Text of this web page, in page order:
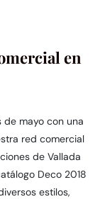
en
de mayo con una
red comercial
de Vallada
Deco 2018
estilos,